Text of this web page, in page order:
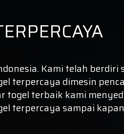
Kami telah berdiri
terpercaya dimesin
togel terbaik kami
terpercaya sampai